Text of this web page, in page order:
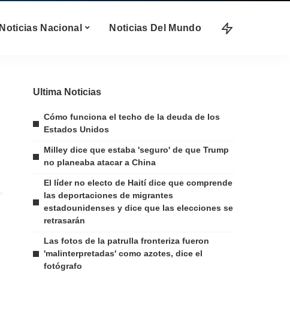
Noticias Nacional Noticias Del Mundo
Ultima Noticias
Cómo funciona el techo de la deuda de los
Estados Unidos
Milley dice que estaba 'seguro' de que Trump
no planeaba atacar a China
El líder no electo de Haití dice que comprende
las deportaciones de migrantes
estadounidenses y dice que las elecciones se
retrasarán
Las fotos de la patrulla fronteriza fueron
'malinterpretadas' como azotes, dice el
fotógrafo